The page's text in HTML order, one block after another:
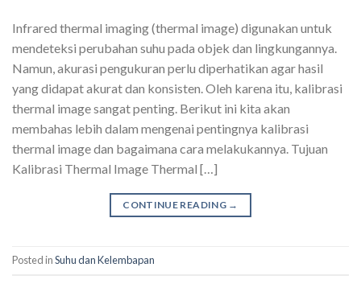
Infrared thermal imaging (thermal image) digunakan untuk
mendeteksi perubahan suhu pada objek dan lingkungannya.
Namun, akurasi pengukuran perlu diperhatikan agar hasil
yang didapat akurat dan konsisten. Oleh karena itu, kalibrasi
thermal image sangat penting. Berikut ini kita akan
membahas lebih dalam mengenai pentingnya kalibrasi
thermal image dan bagaimana cara melakukannya. Tujuan
Kalibrasi Thermal Image Thermal […]
CONTINUE READING →
Posted inSuhu dan Kelembapan